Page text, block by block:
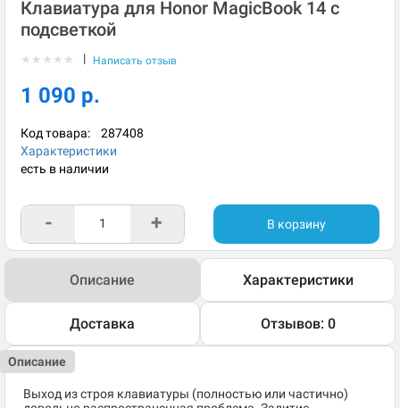
Клавиатура для Honor MagicBook 14 с
подсветкой
★ ★ ★ ★ ★ | Написать отзыв
1 090 р.
Код товара: 287408
Характеристики
есть в наличии
- + В корзину
Описание Характеристики
Доставка Отзывов: 0
Описание
Выход из строя клавиатуры (полностью или частично)